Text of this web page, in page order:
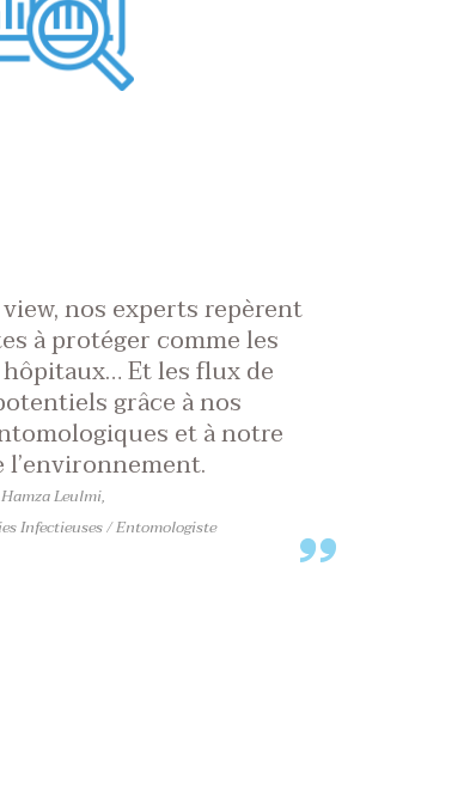
nos experts repèrent
à protéger comme les
Et les flux de
grâce à nos
et à notre
l’environnement.
Hamza Leulmi,
Infectieuses / Entomologiste